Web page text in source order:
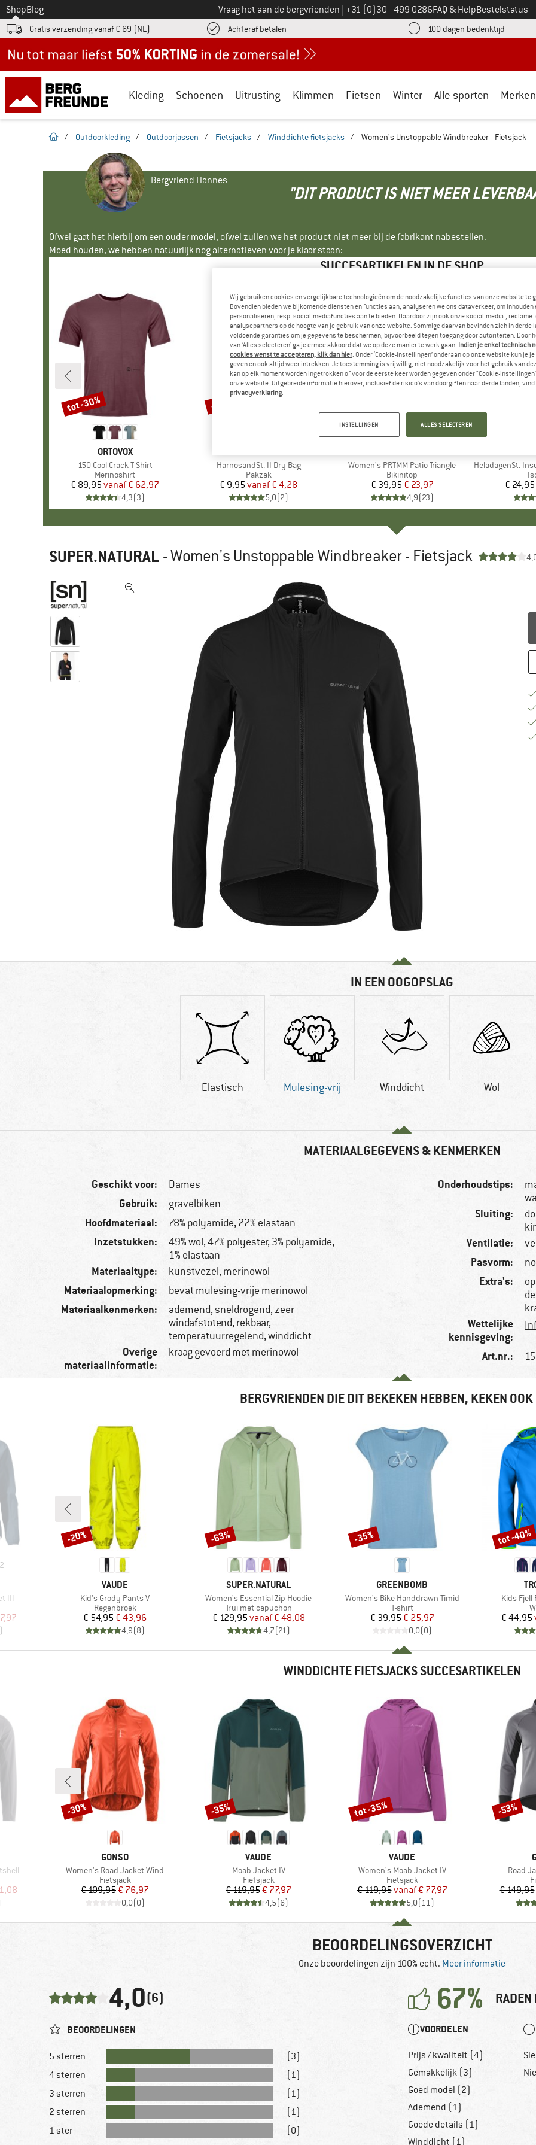
Naar
ShopBlog Vraag het aan de bergvrienden Bel ons op
+31 (0)30 - 499 0286FAQ & HelpBestelstatus
Gratis verzending vanaf € 69 (NL) Achteraf betalen vind de betalingsinformatie hier! Opent in een infovak
100 dagen bedenktijd Vind
Kleding Schoenen Uitrusting Klimmen Fietsen Winter Alle sporten Merken
Startpagina
/ Outdoorkleding / Outdoorjassen / Fietsjacks / Winddichte fietsjacks / Women's Unstoppable Windbreaker - Fietsjack
Bergvriend Hannes
"DIT PRODUCT IS NIET MEER
Ofwel gaat het hierbij om een ouder model, ofwel zullen we het product niet meer bij de fabrikant nabestellen.
Moed houden, we hebben natuurlijk nog alternatieven voor je klaar staan:
SUCCESARTIKELEN IN DE SHOP
MERK
ORTOVOX
Artikel
150 Cool Crack T-Shirt
Productgroep
Merinoshirt
Prijs
€ 89,95 Verlaagde prijs
vanaf€ 62,97
4,3(3)
Korting
tot -30%
Artikel
HarnosandSt. II Dry Bag
Productgroep
Pakzak
Prijs
€ 9,95 Verlaagde prijs
vanaf€ 4,28
5,0(2)
Korting
-57%
Artikel
Women's PRTMM Patio Triangle
Productgroep
Bikinitop
Prijs
€ 39,95Verlaagde prijs
€ 23,97
4,9(23)
Artikel
HeladagenSt.
€ 24,95
SUPER.NATURAL -Women's Unstoppable Windbreaker - Fietsjack
IN EEN OOGOPSLAG
Elastisch Mulesing-vrij Winddicht Wol
MATERIAALGEGEVENS & KENMERKEN
Geschikt voor: Dames
Gebruik: gravelbiken
Hoofdmateriaal: 78% polyamide, 22% elastaan
Inzetstukken:
49% wol, 47% polyester, 3% polyamide,
1% elastaan
Materiaaltype: kunstvezel, merinowol
Materiaalopmerking: bevat mulesing-vrije merinowol
Materiaalkenmerken:
ademend, sneldrogend, zeer
windafstotend, rekbaar,
temperatuurregelend, winddicht
Overige
materiaalinformatie:
kraag gevoerd met merinowol
Onderhoudstips:
Sluiting:
Ventilatie:
Pasvorm:
Extra's:
Wettelijke
kennisgeving:
Art.nr.:
BERGVRIENDEN DIE DIT BEKEKEN HEBBEN, KEKEN OOK
2
III
prijs
MERK
VAUDE
Artikel
Kid's Grody Pants V
Productgroep
Regenbroek
Prijs
€ 54,95Verlaagde prijs
€ 43,96
4,9(8)
Korting
-20%
MERK
SUPER.NATURAL
Artikel
Women's Essential Zip Hoodie
Productgroep
Trui met capuchon
Prijs
€ 129,95 Verlaagde prijs
vanaf€ 48,08
4,7(21)
Korting
-63%
MERK
GREENBOMB
Artikel
Women's Bike Handdrawn Timid
Productgroep
T-shirt
Prijs
€ 39,95Verlaagde prijs
€ 25,97
0,0(0)
Korting
-35%
Artikel
Kids Fjell
€ 44,95
Korting
tot -40%
WINDDICHTE FIETSJACKS SUCCESARTIKELEN
prijs
MERK
GONSO
Artikel
Women's Road Jacket Wind
Productgroep
Fietsjack
Prijs
€ 109,95Verlaagde prijs
€ 76,97
0,0(0)
Korting
-30%
MERK
VAUDE
Artikel
Moab Jacket IV
Productgroep
Fietsjack
Prijs
€ 119,95Verlaagde prijs
€ 77,97
4,5(6)
Korting
-35%
MERK
VAUDE
Artikel
Women's Moab Jacket IV
Productgroep
Fietsjack
Prijs
€ 119,95 Verlaagde prijs
vanaf€ 77,97
5,0(11)
Korting
tot -35%
Artikel
Road
€ 149,95
Korting
-53%
BEOORDELINGSOVERZICHT
Onze beoordelingen zijn 100% echt. Meer informatie
4,0(6) 67% RADEN
BEOORDELINGEN
5 sterren
(3)
4 sterren
(1)
3 sterren
(1)
2 sterren
(1)
1 ster
(0)
VOORDELEN
Prijs / kwaliteit (4)
Gemakkelijk (3)
Goed model (2)
Ademend (1)
Goede details (1)
Winddicht (1)
Wij gebruiken cookies en vergelijkbare technologieën om de noodzakelijke functies van onze website te
Bovendien bieden we bijkomende diensten en functies aan, analyseren we ons dataverkeer, om inhouden
personaliseren, resp. social-mediafuncties aan te bieden. Daardoor zijn ook onze social-media-, reclame-
analysepartners op de hoogte van je gebruik van onze website. Sommige daarvan bevinden zich in derde
voldoende garanties om je gegevens te beschermen, bijvoorbeeld tegen toegang door autoriteiten. Door
van ‘Alles selecteren’ ga je ermee akkoord dat we op deze manier te werk gaan. Indien je enkel technisch
cookies wenst te accepteren, klik dan hier. Onder ‘Cookie-instellingen’ onderaan op onze website kun je
geven en ook altijd weer intrekken. Je toestemming is vrijwillig, niet noodzakelijk voor het gebruik van
kan op elk moment worden ingetrokken of voor de eerste keer worden gegeven onder "Cookie-
onze website. Uitgebreide informatie hierover, inclusief de risico's van doorgiften naar derde landen, vind
privacyverklaring.
INSTELLINGEN ALLES SELECTEREN